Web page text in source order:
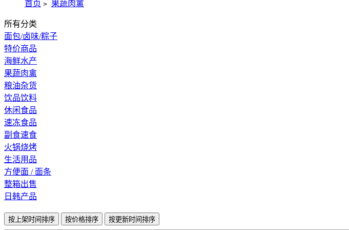
首页 > 果蔬肉禽
所有分类
面包/卤味/粽子
特价商品
海鲜水产
果蔬肉禽
粮油杂货
饮品饮料
休闲食品
速冻食品
副食速食
火锅烧烤
生活用品
方便面 / 面条
整箱出售
日韩产品
按上架时间排序 按价格排序 按更新时间排序